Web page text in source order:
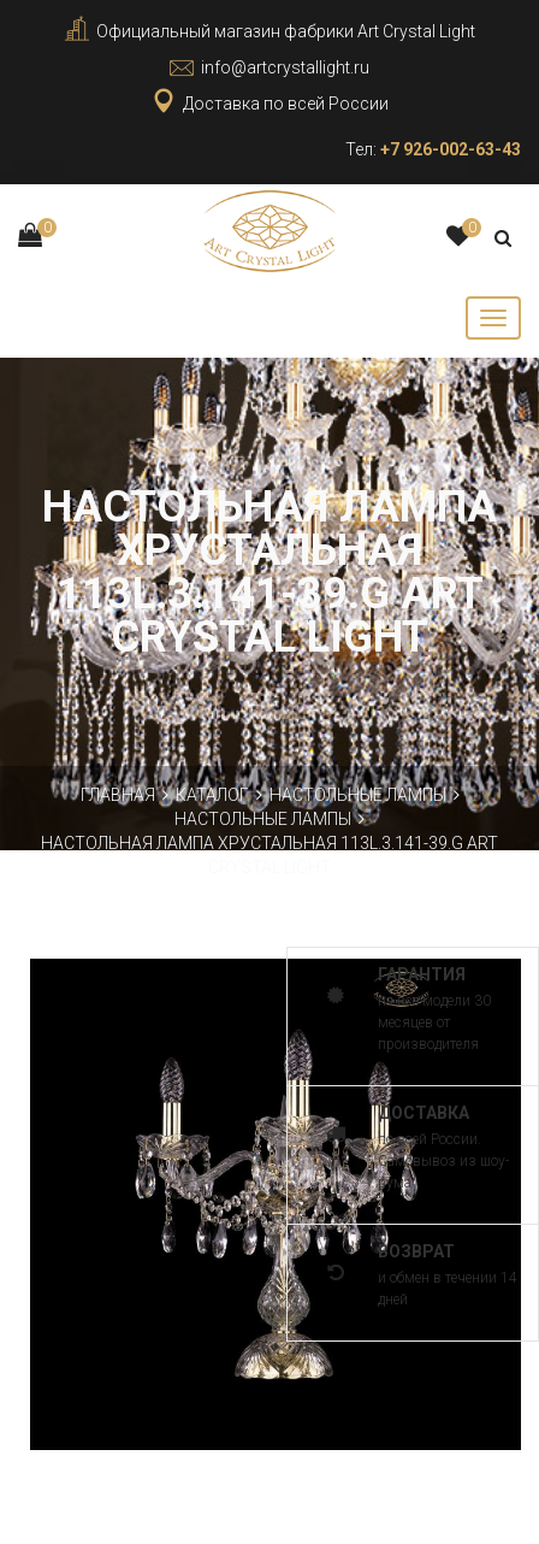
Официальный магазин фабрики Art Crystal Light
info@artcrystallight.ru
Доставка по всей России
Тел: +7 926-002-63-43
0 0
НАСТОЛЬНАЯ ЛАМПА
ХРУСТАЛЬНАЯ
113L.3.141-39.G ART
CRYSTAL LIGHT
ГЛАВНАЯ КАТАЛОГ
НАСТОЛЬНЫЕ ЛАМПЫ
НАСТОЛЬНЫЕ ЛАМПЫ
НАСТОЛЬНАЯ ЛАМПА ХРУСТАЛЬНАЯ 113L.3.141-39.G ART
ГАРАНТИЯ
на все модели 30
месяцев от
производителя
ДОСТАВКА
по всей России.
Самовывоз из шоу-
рума
ВОЗВРАТ
и обмен в течении 14
дней